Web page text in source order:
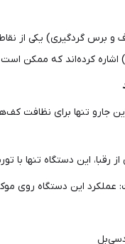
و برس گردگیری) یکی از
کرده‌اند که ممکن
تنها برای نظافت
رقبا، این دستگاه تنها
این دستگاه روی